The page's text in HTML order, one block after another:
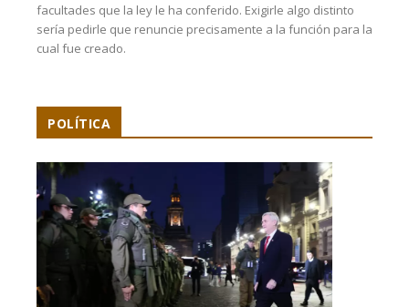
facultades que la ley le ha conferido. Exigirle algo distinto
sería pedirle que renuncie precisamente a la función para la
cual fue creado.
POLÍTICA